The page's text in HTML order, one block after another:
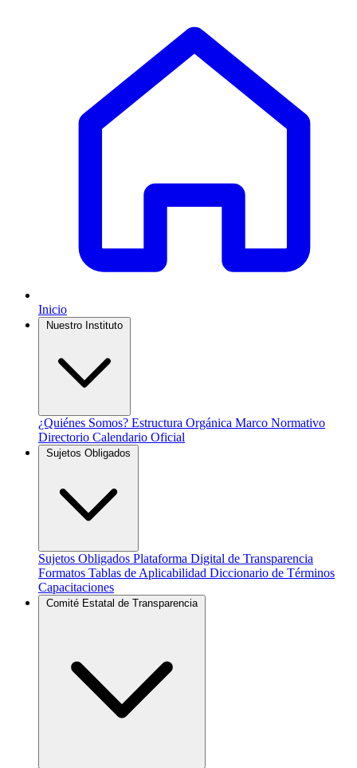
Inicio
Nuestro Instituto
¿Quiénes Somos? Estructura Orgánica Marco Normativo
Directorio Calendario Oficial
Sujetos Obligados
Sujetos Obligados Plataforma Digital de Transparencia
Formatos Tablas de Aplicabilidad Diccionario de Términos
Capacitaciones
Comité Estatal de Transparencia